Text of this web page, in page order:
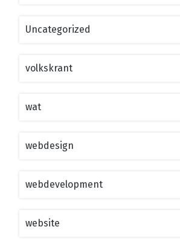
Uncategorized
volkskrant
wat
webdesign
webdevelopment
website